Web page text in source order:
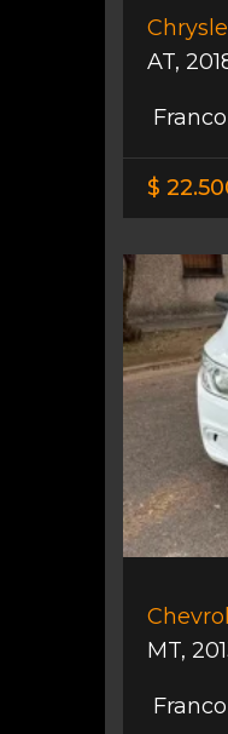
AT,
$
MT,